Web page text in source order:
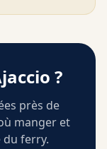
?
près de
manger et
du ferry.